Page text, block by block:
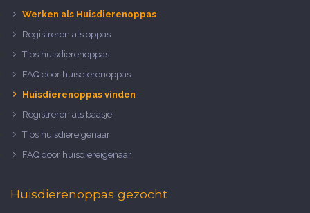
Werken als Huisdierenoppas
Registreren als oppas
Tips huisdierenoppas
FAQ door huisdierenoppas
Huisdierenoppas vinden
Registreren als baasje
Tips huisdiereigenaar
FAQ door huisdiereigenaar
Huisdierenoppas gezocht